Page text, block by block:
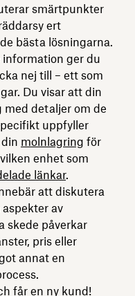
smärtpunkter
ert
bästa lösningarna.
information ger du
nej till – ett som
Du visar att din
med detaljer om de
uppfyller
molnlagring för
enhet som
länkar.
att diskutera
av
skede påverkar
pris eller
annat en
får en ny kund!